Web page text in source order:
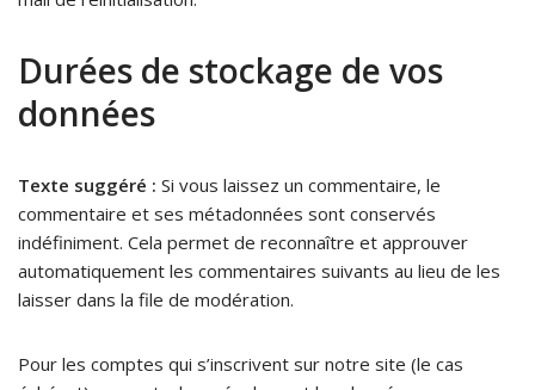
Durées de stockage de vos
données
Texte suggéré : Si vous laissez un commentaire, le
commentaire et ses métadonnées sont conservés
indéfiniment. Cela permet de reconnaître et approuver
automatiquement les commentaires suivants au lieu de les
laisser dans la file de modération.
Pour les comptes qui s’inscrivent sur notre site (le cas